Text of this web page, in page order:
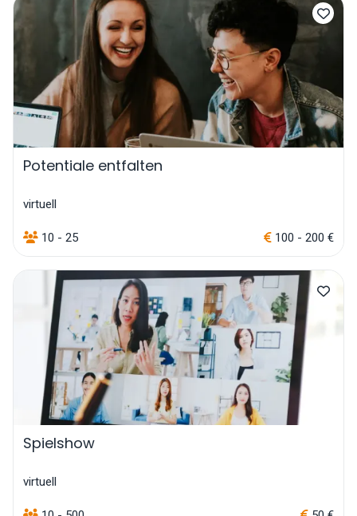
Potentiale entfalten
virtuell
10 - 25 100 - 200 €
Spielshow
virtuell